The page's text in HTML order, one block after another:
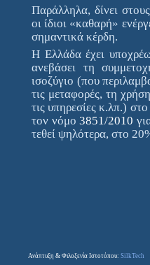
Παράλληλα, δίνει
οι ίδιοι «καθαρή»
σημαντικά κέρδη.
Η Ελλάδα έχει
ανεβάσει τη
ισοζύγιο (που
τις μεταφορές, τη
τις υπηρεσίες κ.λπ.)
τον νόμο3851/2010
τεθεί ψηλότερα, στο
Ανάπτυξη & Φιλοξενία Ιστοτόπου: SilkTech